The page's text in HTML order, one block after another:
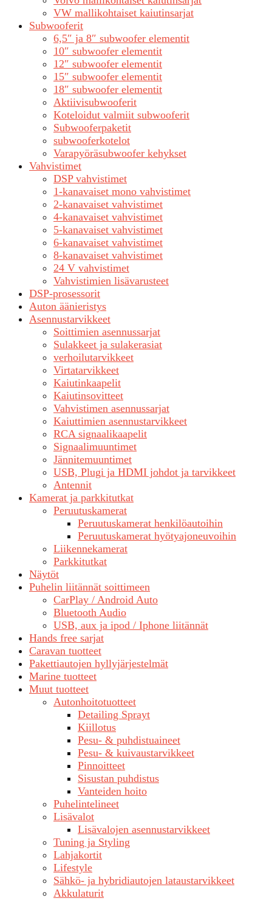
VW mallikohtaiset kaiutinsarjat
Subwooferit
6,5″ ja 8″ subwoofer elementit
10″ subwoofer elementit
12″ subwoofer elementit
15″ subwoofer elementit
18″ subwoofer elementit
Aktiivisubwooferit
Koteloidut valmiit subwooferit
Subwooferpaketit
subwooferkotelot
Varapyöräsubwoofer kehykset
Vahvistimet
DSP vahvistimet
1-kanavaiset mono vahvistimet
2-kanavaiset vahvistimet
4-kanavaiset vahvistimet
5-kanavaiset vahvistimet
6-kanavaiset vahvistimet
8-kanavaiset vahvistimet
24 V vahvistimet
Vahvistimien lisävarusteet
DSP-prosessorit
Auton äänieristys
Asennustarvikkeet
Soittimien asennussarjat
Sulakkeet ja sulakerasiat
verhoilutarvikkeet
Virtatarvikkeet
Kaiutinkaapelit
Kaiutinsovitteet
Vahvistimen asennussarjat
Kaiuttimien asennustarvikkeet
RCA signaalikaapelit
Signaalimuuntimet
Jännitemuuntimet
USB, Plugi ja HDMI johdot ja tarvikkeet
Antennit
Kamerat ja parkkitutkat
Peruutuskamerat
Peruutuskamerat henkilöautoihin
Peruutuskamerat hyötyajoneuvoihin
Liikennekamerat
Parkkitutkat
Näytöt
Puhelin liitännät soittimeen
CarPlay / Android Auto
Bluetooth Audio
USB, aux ja ipod / Iphone liitännät
Hands free sarjat
Caravan tuotteet
Pakettiautojen hyllyjärjestelmät
Marine tuotteet
Muut tuotteet
Autonhoitotuotteet
Detailing Sprayt
Kiillotus
Pesu- & puhdistuaineet
Pesu- & kuivaustarvikkeet
Pinnoitteet
Sisustan puhdistus
Vanteiden hoito
Puhelintelineet
Lisävalot
Lisävalojen asennustarvikkeet
Tuning ja Styling
Lahjakortit
Lifestyle
Sähkö- ja hybridiautojen lataustarvikkeet
Akkulaturit